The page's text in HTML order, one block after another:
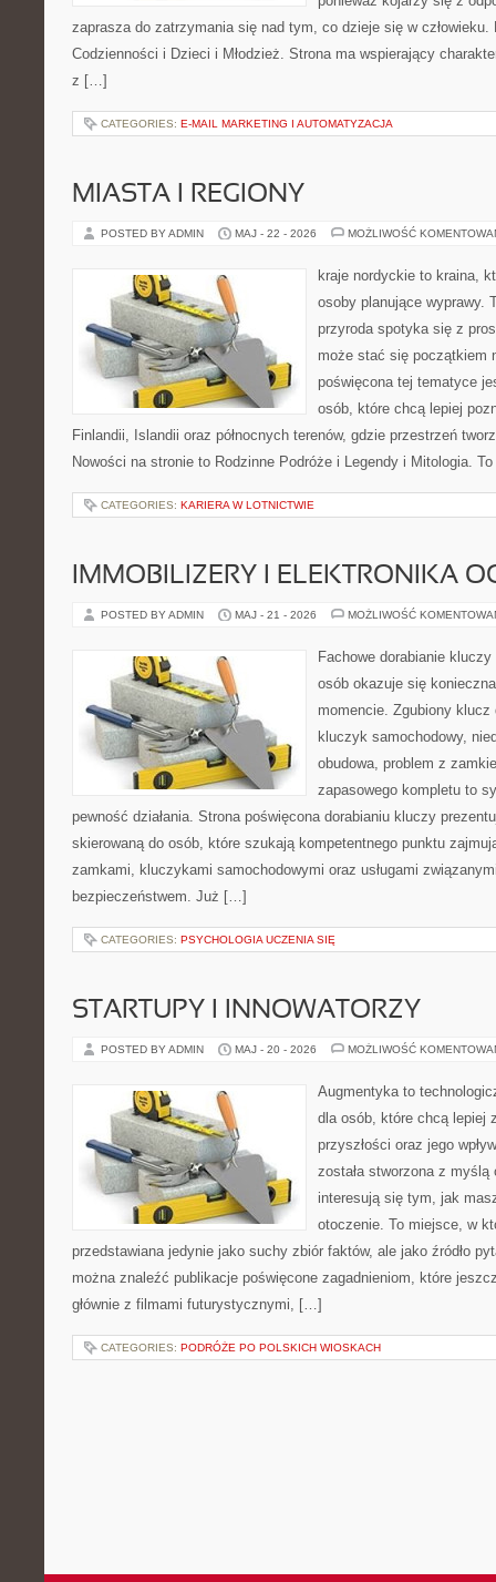
zaprasza do zatrzymania się nad tym, co dzieje się w
Codzienności i Dzieci i Młodzież. Strona ma wspierający
z […]
CATEGORIES: E-MAIL MARKETING I AUTOMATYZACJA
MIASTA I REGIONY
POSTED BY ADMIN MAJ - 22 - 2026 MOŻLIWOŚĆ
kraje nordyckie to kraina,
osoby planujące wyprawy.
przyroda spotyka się z
może stać się początkiem
poświęcona tej tematyce
osób, które chcą lepiej
Finlandii, Islandii oraz północnych terenów, gdzie przestrzeń
Nowości na stronie to Rodzinne Podróże i Legendy i Mitologia.
CATEGORIES: KARIERA W LOTNICTWIE
IMMOBILIZERY I ELEKTRONIKA
POSTED BY ADMIN MAJ - 21 - 2026 MOŻLIWOŚĆ
Fachowe dorabianie
osób okazuje się
momencie. Zgubiony
kluczyk samochodowy,
obudowa, problem z
zapasowego kompletu to
pewność działania. Strona poświęcona dorabianiu kluczy
skierowaną do osób, które szukają kompetentnego punktu
zamkami, kluczykami samochodowymi oraz usługami
bezpieczeństwem. Już […]
CATEGORIES: PSYCHOLOGIA UCZENIA SIĘ
STARTUPY I INNOWATORZY
POSTED BY ADMIN MAJ - 20 - 2026 MOŻLIWOŚĆ
Augmentyka to
dla osób, które chcą lepiej
przyszłości oraz jego
została stworzona z
interesują się tym, jak
otoczenie. To miejsce, w
przedstawiana jedynie jako suchy zbiór faktów, ale jako źródło
można znaleźć publikacje poświęcone zagadnieniom, które
głównie z filmami futurystycznymi, […]
CATEGORIES: PODRÓŻE PO POLSKICH WIOSKACH